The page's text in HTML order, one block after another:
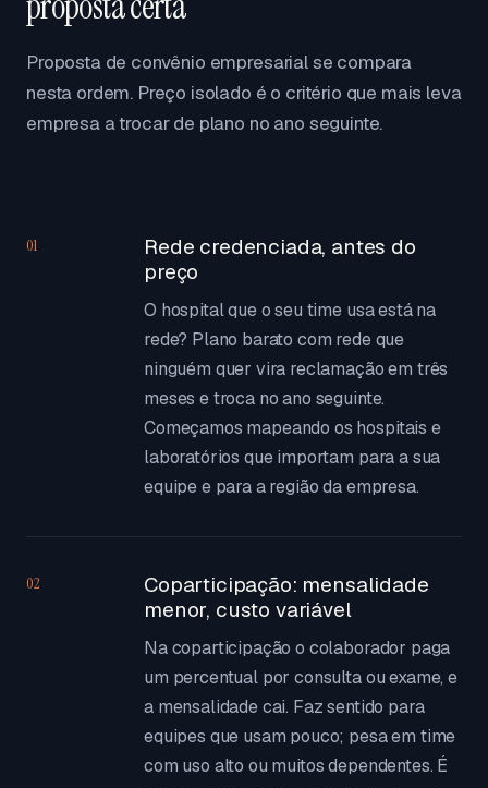
Proposta de convênio empresarial se compara
nesta ordem. Preço isolado é o critério que mais leva
empresa a trocar de plano no ano seguinte.
01
Rede credenciada, antes do
preço
O hospital que o seu time usa está na
rede? Plano barato com rede que
ninguém quer vira reclamação em três
meses e troca no ano seguinte.
Começamos mapeando os hospitais e
laboratórios que importam para a sua
equipe e para a região da empresa.
02
Coparticipação: mensalidade
menor, custo variável
Na coparticipação o colaborador paga
um percentual por consulta ou exame, e
a mensalidade cai. Faz sentido para
equipes que usam pouco; pesa em time
com uso alto ou muitos dependentes. É